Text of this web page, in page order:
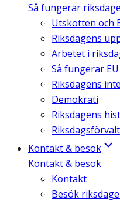
Så fungerar
Utskotten och
Riksdagens
Arbetet i
Så fungerar EU
Riksdagens
Demokrati
Riksdagens
Kontakt & besök
Kontakt & besök
Kontakt
Besök